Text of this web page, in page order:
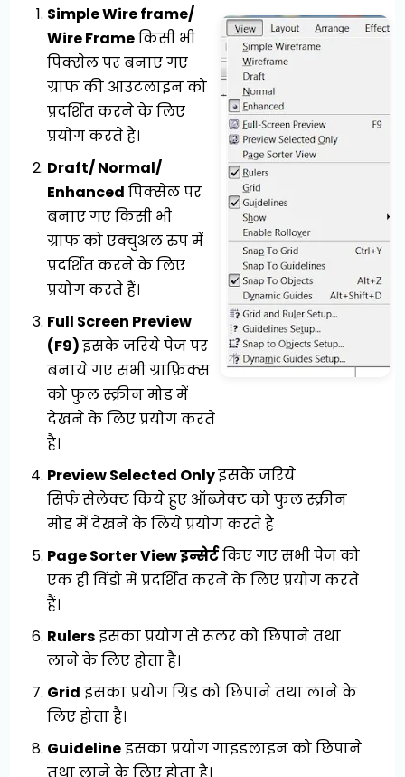
Simple Wire frame/
Wire Frameकिसी भी
पिक्सेल पर बनाए गए
ग्राफ की आउटलाइन को
प्रदर्शित करने के लिए
प्रयोग करते हैं।
Draft/ Normal/
Enhanced पिक्सेल पर
बनाए गए किसी भी
ग्राफ को एक्चुअल रुप में
प्रदर्शित करने के लिए
प्रयोग करते हैं।
Full Screen Preview
(F9)इसके जरिये पेज पर
बनाये गए सभी ग्राफ़िक्स
को फुल स्क्रीन मोड में
देखने के लिए प्रयोग करते
है।
Preview Selected Onlyइसके जरिये
सिर्फसेलेक्ट किये हुए ऑब्जेक्ट को फुल स्क्रीन
मोड में देखने के लिये प्रयोग करते हैं
Page Sorter View इन्सेर्टकिए गए सभी पेज को
एक ही विंडो में प्रदर्शित करने के लिए प्रयोग करते
हैं।
Rulersइसका प्रयोग से रूलर को छिपाने तथा
लाने के लिए होता है।
Grid इसका प्रयोग ग्रिड को छिपाने तथा लाने के
लिए होता है।
Guidelineइसका प्रयोग गाइडलाइन को छिपाने